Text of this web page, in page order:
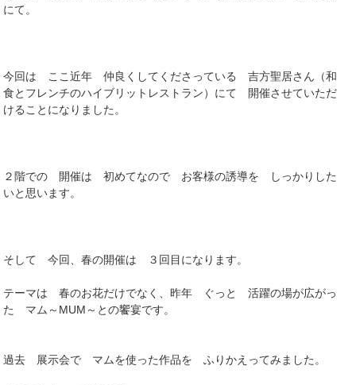
にて。
今回は ここ近年 仲良くしてくださっている 吉方聖居さん（和
食とフレンチのハイブリットレストラン）にて 開催させていただ
けることになりました。
２階での 開催は 初めてなので お客様の誘導を しっかりした
いと思います。
そして 今回、春の開催は ３回目になります。
テーマは 春のお花だけでなく、昨年 ぐっと 活躍の場が広がっ
た マム～MUM～との饗宴です。
過去 展示会で マムを使った作品を ふりかえってみました。